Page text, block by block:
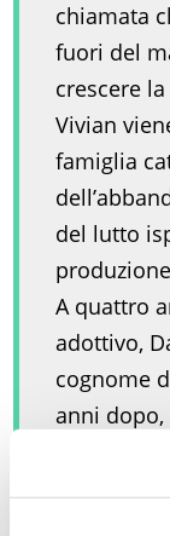
chiamata
fuori del
crescere
Vivian
famiglia
del lutto
A quattro
adottivo,
cognome
anni
colonia,
anche un